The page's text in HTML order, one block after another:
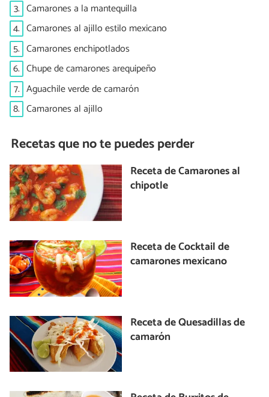
3. Camarones a la mantequilla
4. Camarones al ajillo estilo mexicano
5. Camarones enchipotlados
6. Chupe de camarones arequipeño
7. Aguachile verde de camarón
8. Camarones al ajillo
Recetas que no te puedes perder
Receta de Camarones al
chipotle
Receta de Cocktail de
camarones mexicano
Receta de Quesadillas de
camarón